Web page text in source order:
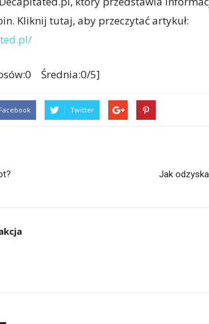
Kliknij tutaj, aby przeczytać artykuł:
Średnia:0/5]
Facebook Twitter
Jak